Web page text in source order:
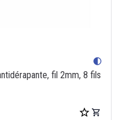
contrast
fil 2mm, 8 fils